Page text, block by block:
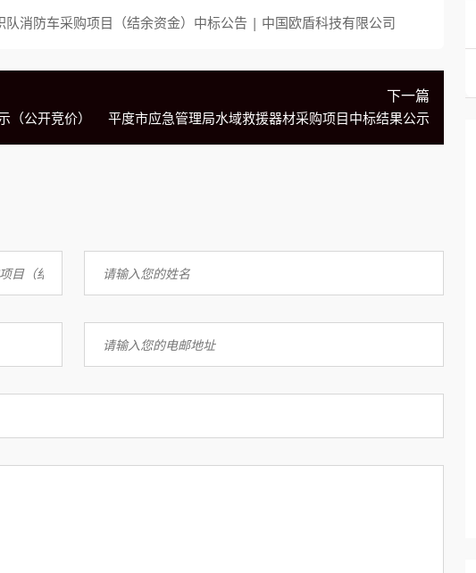
消防车采购项目（结余资金）中标公告 | 中国欧盾科技有限公司
公开竞价）
下一篇
平度市应急管理局水域救援器材采购项目中标结果公示